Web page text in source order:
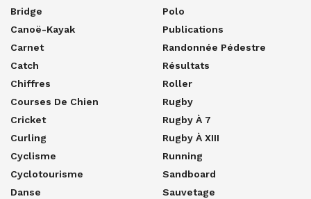
Bridge
Canoë-Kayak
Carnet
Catch
Chiffres
Courses De Chien
Cricket
Curling
Cyclisme
Cyclotourisme
Danse
Polo
Publications
Randonnée Pédestre
Résultats
Roller
Rugby
Rugby À 7
Rugby À XIII
Running
Sandboard
Sauvetage